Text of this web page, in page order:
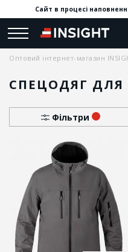
Сайт в процесі
Оптовий інтернет-магазин
СПЕЦОДЯГ ДЛЯ
Фільтри